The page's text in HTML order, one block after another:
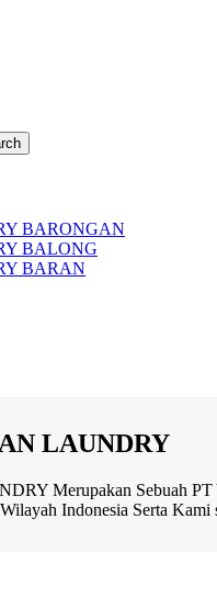
BARONGAN
BALONG
BARAN
LAUNDRY
Merupakan Sebuah PT
Indonesia Serta